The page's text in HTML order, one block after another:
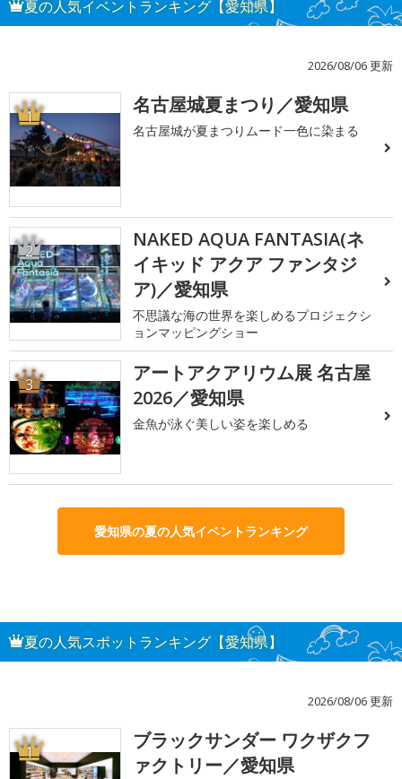
夏の人気イベントランキング【愛知県】
2026/08/06 更新
1 名古屋城夏まつり／愛知県
名古屋城が夏まつりムード一色に染まる
2
NAKED AQUA FANTASIA(ネ
イキッド アクア ファンタジ
ア)／愛知県
不思議な海の世界を楽しめるプロジェクシ
ョンマッピングショー
3
アートアクアリウム展 名古屋
2026／愛知県
金魚が泳ぐ美しい姿を楽しめる
愛知県の夏の人気イベントランキング
夏の人気スポットランキング【愛知県】
2026/08/06 更新
1
ブラックサンダー ワクザクフ
ァクトリー／愛知県